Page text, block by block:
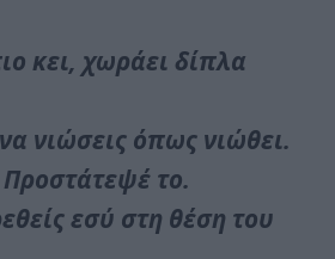
κει, χωράει δίπλα
νιώσεις όπως νιώθει.
το.
εσύ στη θέση του